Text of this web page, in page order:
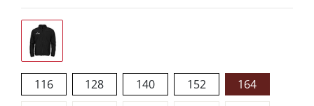
116 128 140 152
164